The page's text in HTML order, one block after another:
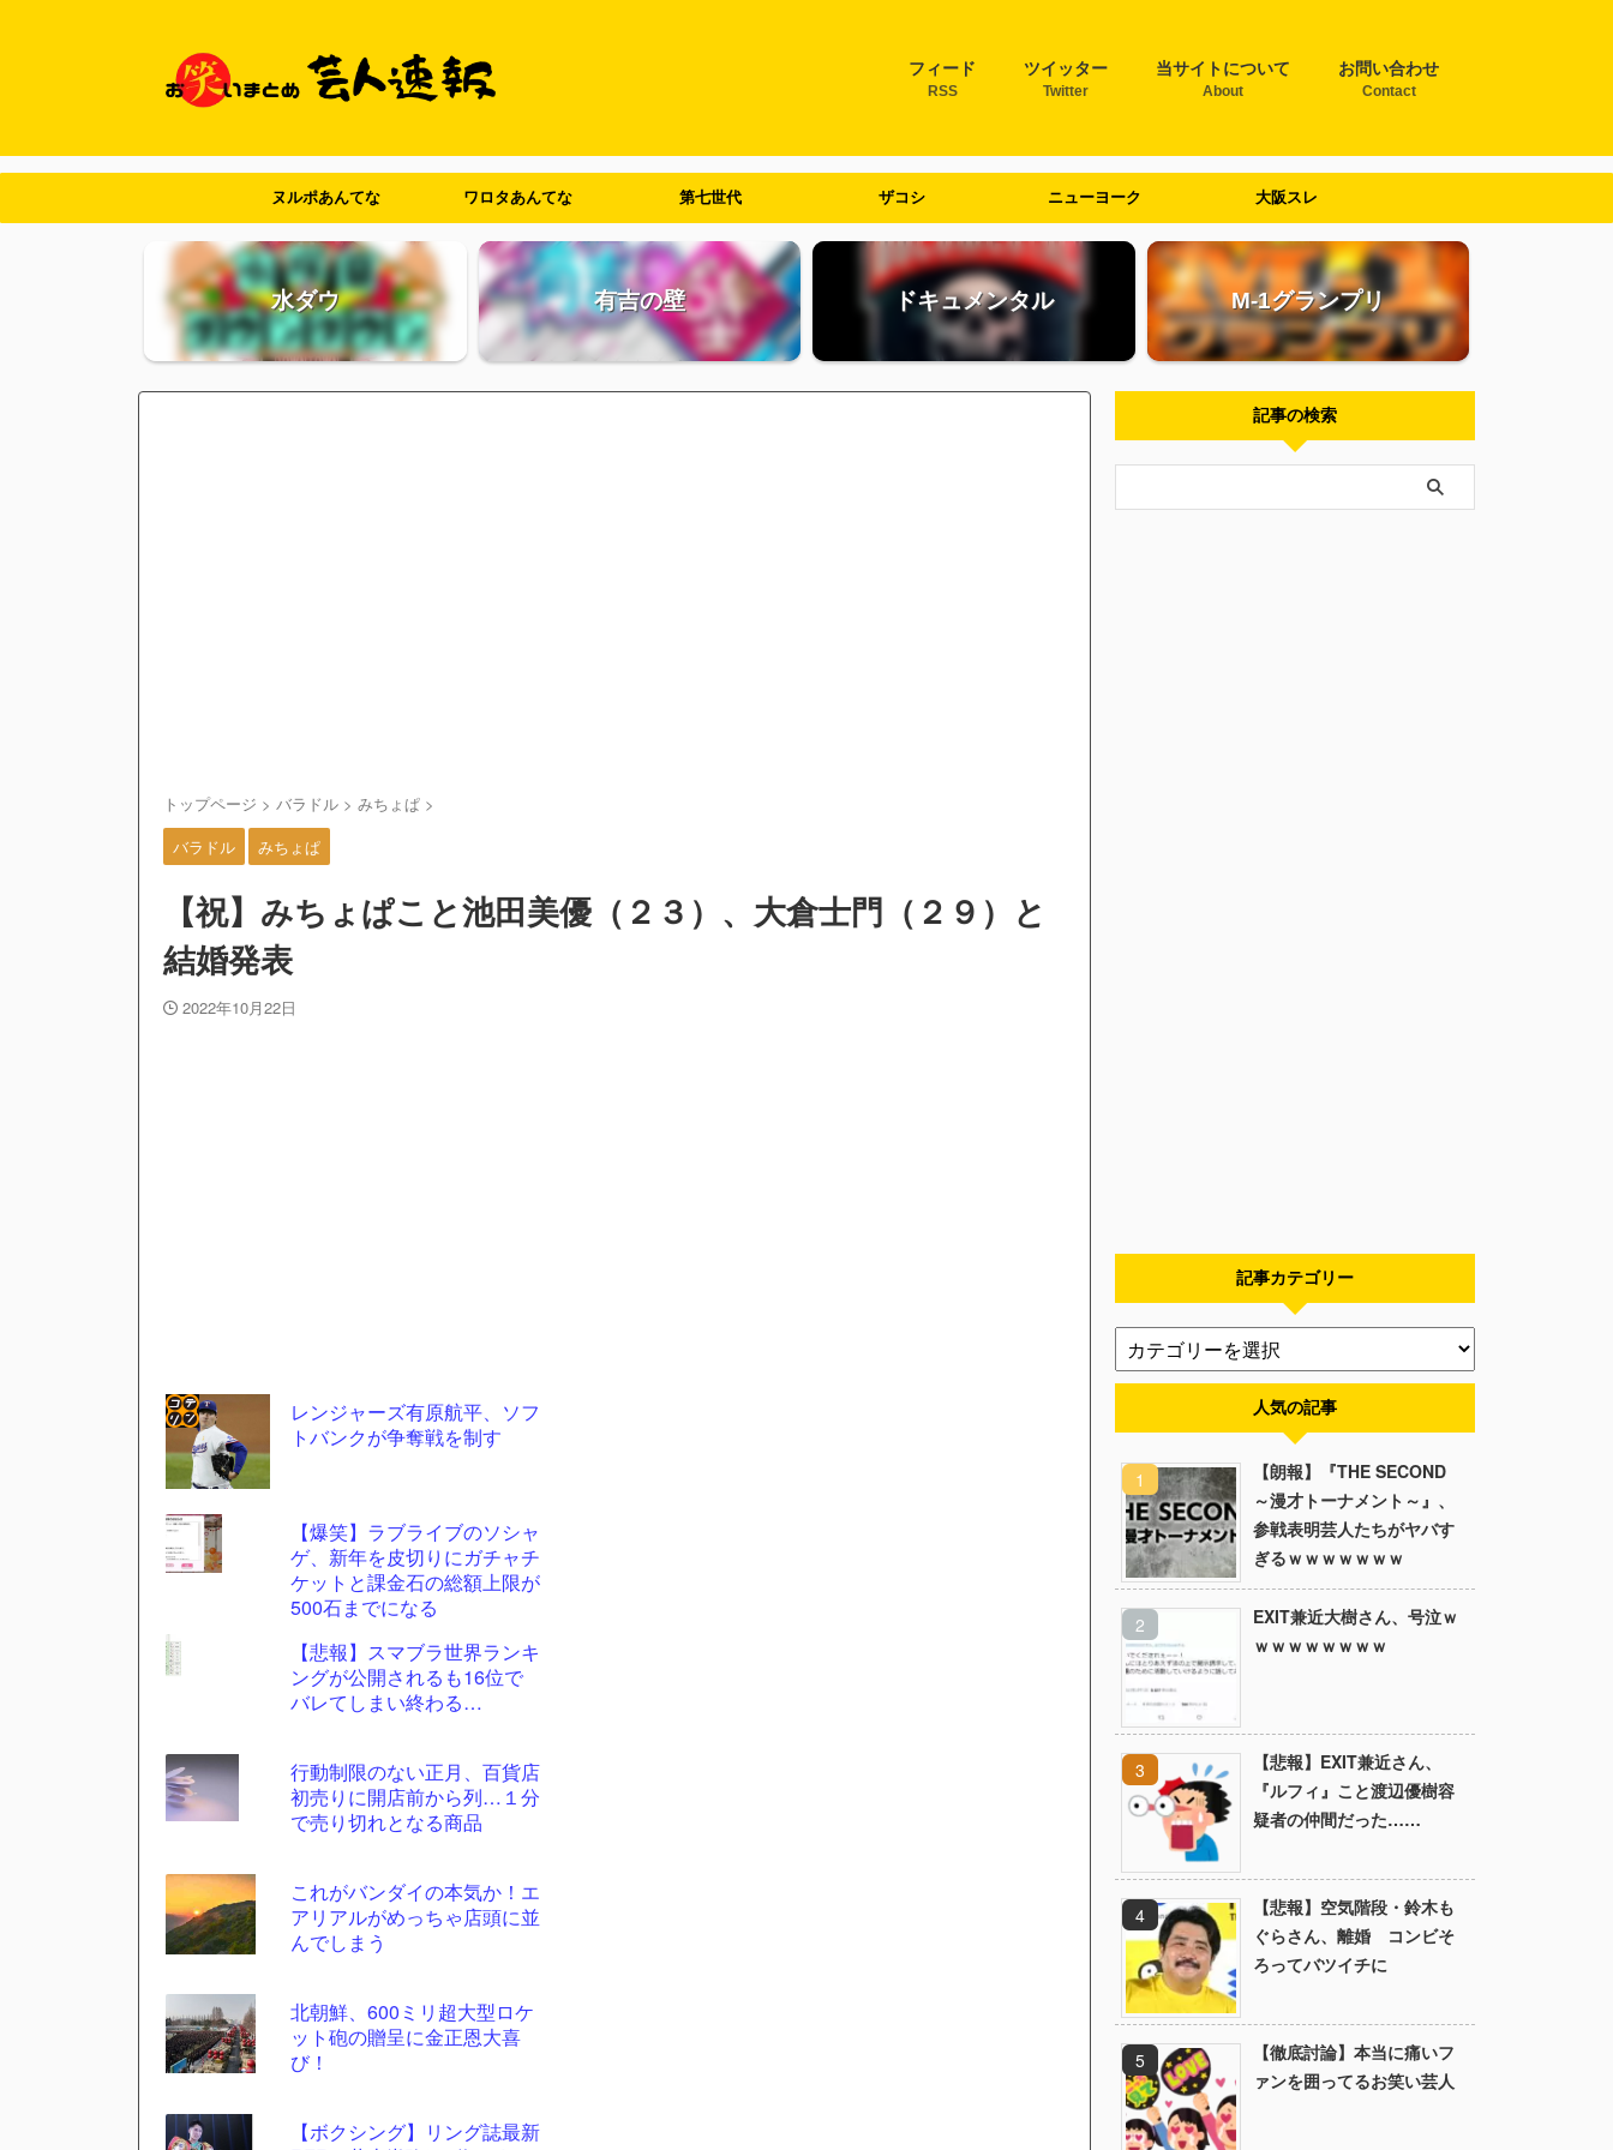
フィード
RSS
ツイッター
Twitter
当サイトについて
About
お問い合わせ
Contact
ヌルポあんてな ワロタあんてな 第七世代 ザコシ ニューヨーク 大阪スレ
水ダウ 有吉の壁 ドキュメンタル M-1グランプリ
トップページ > バラドル > みちょぱ >
バラドル
みちょぱ
【祝】みちょぱこと池田美優（２３）、大倉士門（２９）と
結婚発表
2022年10月22日
レンジャーズ有原航平、ソフ
トバンクが争奪戦を制す
【爆笑】ラブライブのソシャ
ゲ、新年を皮切りにガチャチ
ケットと課金石の総額上限が
500石までになる
【悲報】スマブラ世界ランキ
ングが公開されるも16位で
バレてしまい終わる…
行動制限のない正月、百貨店
初売りに開店前から列…１分
で売り切れとなる商品
これがバンダイの本気か！エ
アリアルがめっちゃ店頭に並
んでしまう
北朝鮮、600ミリ超大型ロケ
ット砲の贈呈に金正恩大喜
び！
【ボクシング】リング誌最新
リン
- 固
定リ
更新
ツー
記事の検索
記事カテゴリー
人気の記事
【朗報】『THE SECOND
～漫才トーナメント～』、
参戦表明芸人たちがヤバす
ぎるｗｗｗｗｗｗｗ
EXIT兼近大樹さん、号泣ｗ
ｗｗｗｗｗｗｗｗ
【悲報】EXIT兼近さん、
『ルフィ』こと渡辺優樹容
疑者の仲間だった……
【悲報】空気階段・鈴木も
ぐらさん、離婚 コンビそ
ろってバツイチに
【徹底討論】本当に痛いフ
ァンを囲ってるお笑い芸人